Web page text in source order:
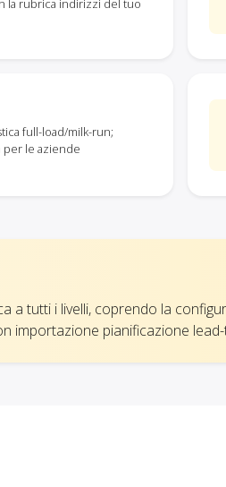
full-load/milk-run;
per le aziende
a tutti i livelli, coprendo la
importazione pianificazione